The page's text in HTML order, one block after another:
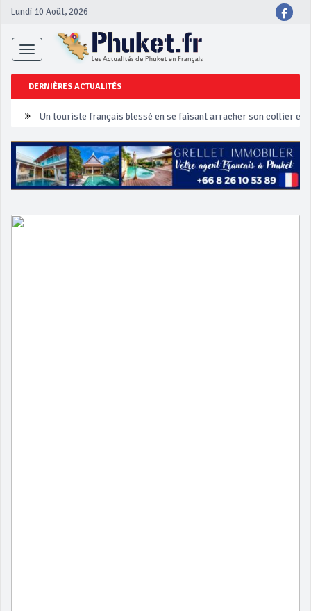
Lundi 10 Août, 2026
Toggle
navigation
DERNIÈRES ACTUALITÉS
Un touriste français blessé en se faisant arracher son collier en
Phuket Peranakan Festival
‘Phuket Eye’ assurera la sécurité pendant Songkran